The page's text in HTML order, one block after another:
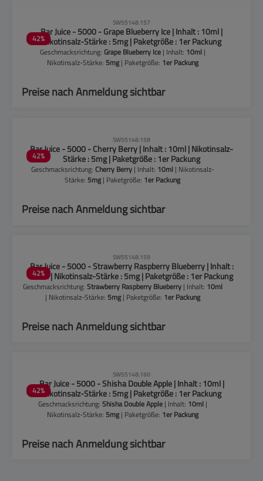
42%
SW55148.157
Bar Juice - 5000 - Grape Blueberry Ice | Inhalt : 10ml |
Nikotinsalz-Stärke : 5mg | Paketgröße : 1er Packung
Geschmacksrichtung: Grape Blueberry Ice | Inhalt: 10ml |
Nikotinsalz-Stärke: 5mg| Paketgröße: 1er Packung
Preise nach Anmeldung sichtbar
42%
SW55148.158
Bar Juice - 5000 - Cherry Berry | Inhalt : 10ml | Nikotinsalz-
Stärke : 5mg | Paketgröße : 1er Packung
Geschmacksrichtung: Cherry Berry | Inhalt: 10ml | Nikotinsalz-
Stärke: 5mg| Paketgröße: 1er Packung
Preise nach Anmeldung sichtbar
42%
SW55148.159
Bar Juice - 5000 - Strawberry Raspberry Blueberry | Inhalt :
10ml | Nikotinsalz-Stärke : 5mg | Paketgröße : 1er Packung
Geschmacksrichtung: Strawberry Raspberry Blueberry | Inhalt: 10ml
| Nikotinsalz-Stärke: 5mg| Paketgröße: 1er Packung
Preise nach Anmeldung sichtbar
42%
SW55148.160
Bar Juice - 5000 - Shisha Double Apple | Inhalt : 10ml |
Nikotinsalz-Stärke : 5mg | Paketgröße : 1er Packung
Geschmacksrichtung: Shisha Double Apple | Inhalt: 10ml |
Nikotinsalz-Stärke: 5mg| Paketgröße: 1er Packung
Preise nach Anmeldung sichtbar